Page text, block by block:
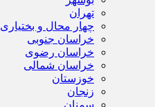
تهران
چهار محال و بختیاری
خراسان جنوبی
خراسان رضوی
خراسان شمالی
خوزستان
زنجان